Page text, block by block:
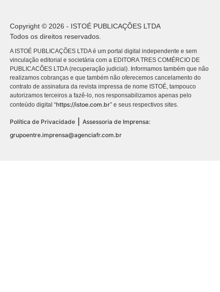
Copyright © 2026 - ISTOÉ PUBLICAÇÕES LTDA
Todos os direitos reservados.
A ISTOÉ PUBLICAÇÕES LTDA é um portal digital independente e sem
vinculação editorial e societária com a EDITORA TRES COMÉRCIO DE
PUBLICACÕES LTDA (recuperação judicial). Informamos também que não
realizamos cobranças e que também não oferecemos cancelamento do
contrato de assinatura da revista impressa de nome ISTOÉ, tampouco
autorizamos terceiros a fazê-lo, nos responsabilizamos apenas pelo
conteúdo digital “https://istoe.com.br” e seus respectivos sites.
Política de Privacidade
Assessoria de Imprensa:
grupoentre.imprensa@agenciafr.com.br